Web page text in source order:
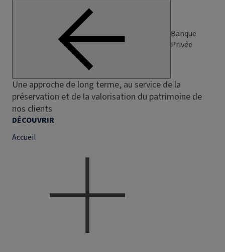
Banque
Privée
Une approche de long terme, au service de la
préservation et de la valorisation du patrimoine de
nos clients
DÉCOUVRIR
Accueil